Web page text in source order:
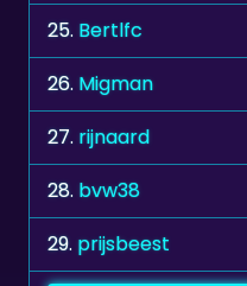
26. Migman
27. rijnaard
28. bvw38
29. prijsbeest